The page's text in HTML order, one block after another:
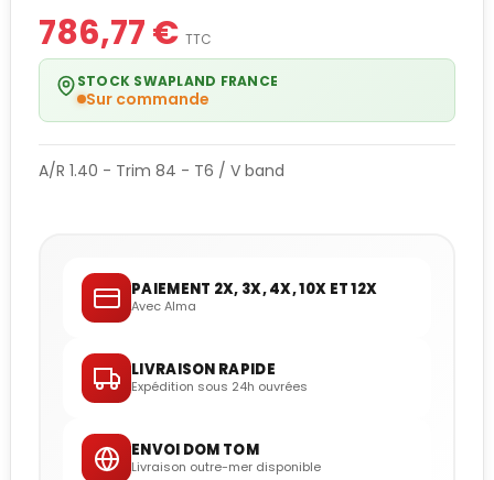
786,77 € TTC
STOCK SWAPLAND FRANCE
Sur commande
A/R 1.40 - Trim 84 - T6 / V band
PAIEMENT 2X, 3X, 4X, 10X ET 12X
Avec Alma
LIVRAISON RAPIDE
Expédition sous 24h ouvrées
ENVOI DOM TOM
Livraison outre-mer disponible